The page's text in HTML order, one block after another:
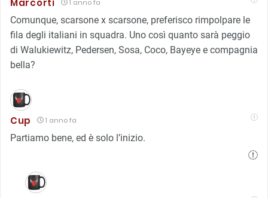
Marcorti 1 anno fa
Comunque, scarsone x scarsone, preferisco rimpolpare le
fila degli italiani in squadra. Uno così quanto sarà peggio
di Walukiewitz, Pedersen, Sosa, Coco, Bayeye e compagnia
bella?
Cup 1 anno fa
Partiamo bene, ed è solo l’inizio.